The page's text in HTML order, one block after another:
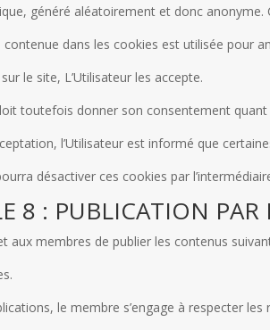
généré aléatoirement et donc anonyme.
contenue dans les cookies est utilisée pour
le site, L’Utilisateur les accepte.
toutefois donner son consentement quant
l’Utilisateur est informé que
désactiver ces cookies par
8 : PUBLICATION PAR
aux membres de publier les contenus
le membre s’engage à respecter